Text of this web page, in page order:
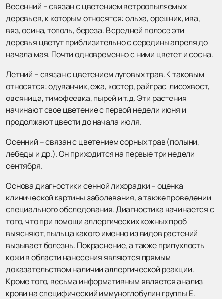
Весенний – связан с цветением ветроопыляемых
деревьев, к которым относятся: ольха, орешник, ива,
вяз, осина, тополь, береза. В средней полосе эти
деревья цветут приблизительно с середины апреля до
начала мая. Почти одновременно с ними цветет и сосна.
Летний – связан с цветением луговых трав. К таковым
относятся: одуванчик, ежа, костер, райграс, лисохвост,
овсяница, тимофеевка, пырей и т.д. Эти растения
начинают свое цветение с первой недели июня и
продолжают цвести до начала июля.
Осенний – связан с цветением сорных трав (полыни,
лебеды и др.). Он приходится на первые три недели
сентября.
Основа диагностики сенной лихорадки – оценка
клинической картины заболевания, а также проведении
специального обследования. Диагностика начинается с
того, что при помощи аллергических кожных проб
выясняют, пыльца какого именно из видов растений
вызывает болезнь. Покраснение, а также припухлость
кожи в области нанесения являются прямым
доказательством наличии аллергической реакции.
Кроме того, весьма информативным является анализ
крови на специфический иммуноглобулин группы Е.